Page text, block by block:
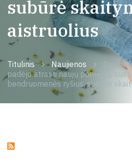
subūrė
aistruolius
Titulinis Naujienos
padėjo atrasti naujų pomėgių,
bendruomenės ryšius, subūrė